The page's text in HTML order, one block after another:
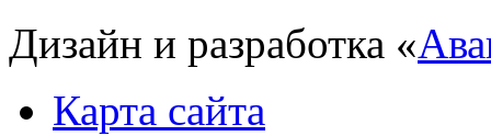
Дизайн и разработка «
Карта сайта